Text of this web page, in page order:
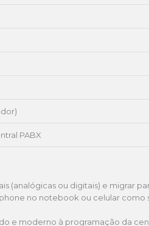
PABX
ou digitais) e migrar
no notebook ou celular como
e moderno à programação da